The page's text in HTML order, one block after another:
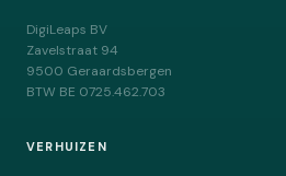
DigiLeaps BV
Zavelstraat 94
9500 Geraardsbergen
BTW BE 0725.462.703
VERHUIZEN